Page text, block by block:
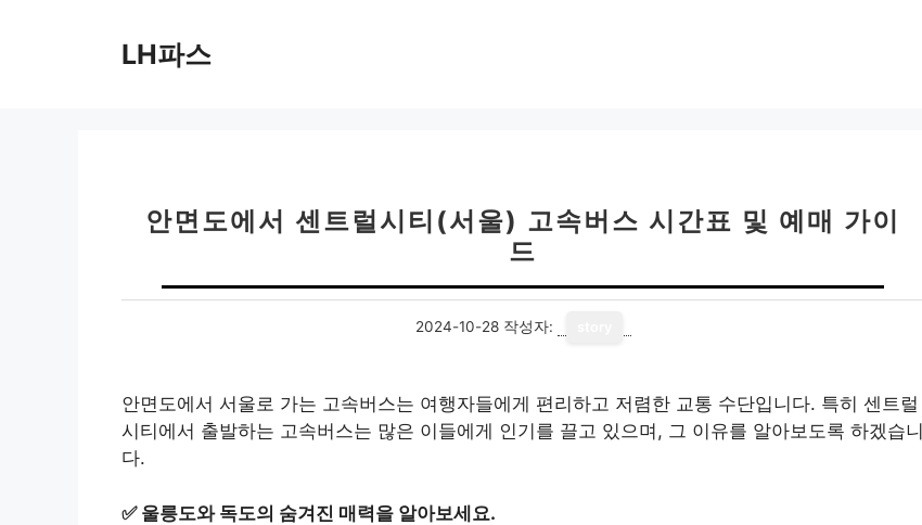
LH파스
안면도에서 센트럴시티(서울) 고속버스 시간표 및 예매 가이
드
2024-10-28 작성자:
안면도에서 서울로 가는 고속버스는 여행자들에게 편리하고 저렴한 교통 수단입니다. 특히 센트럴
시티에서 출발하는 고속버스는 많은 이들에게 인기를 끌고 있으며, 그 이유를 알아보도록 하겠습니
다.
✅ 울릉도와 독도의 숨겨진 매력을 알아보세요.